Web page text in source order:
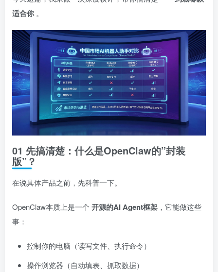
适合你 。
01 先搞清楚：什么是OpenClaw的”封装
版”？
在说具体产品之前，先科普一下。
OpenClaw本质上是一个 开源的AI Agent框架 ，它能做这些
事：
控制你的电脑（读写文件、执行命令）
操作浏览器（自动填表、抓取数据）